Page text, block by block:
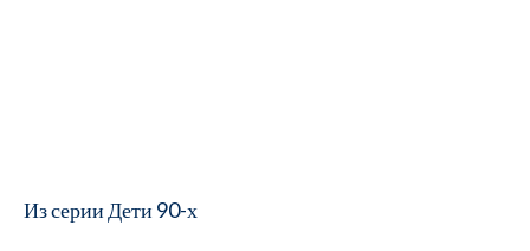
Из серии Дети 90-х